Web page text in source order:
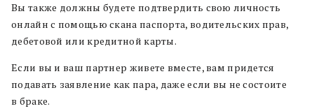
Вы также должны будете подтвердить свою личность
онлайн с помощью скана паспорта, водительских прав,
дебетовой или кредитной карты.
Если вы и ваш партнер живете вместе, вам придется
подавать заявление как пара, даже если вы не состоите
в браке.